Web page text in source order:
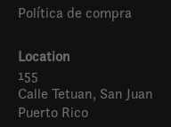
Política de compra
Location
155
Calle Tetuan, San Juan
Puerto Rico